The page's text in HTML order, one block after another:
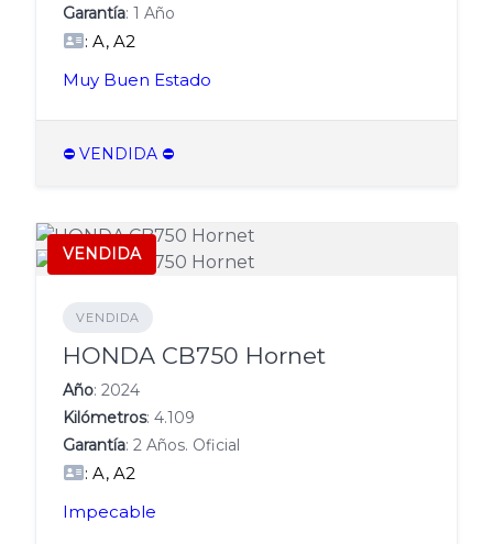
Garantía: 1 Año
: A, A2
Muy Buen Estado
⛔️ VENDIDA ⛔️
VENDIDA
VENDIDA
HONDA CB750 Hornet
Año: 2024
Kilómetros: 4.109
Garantía: 2 Años. Oficial
: A, A2
Impecable